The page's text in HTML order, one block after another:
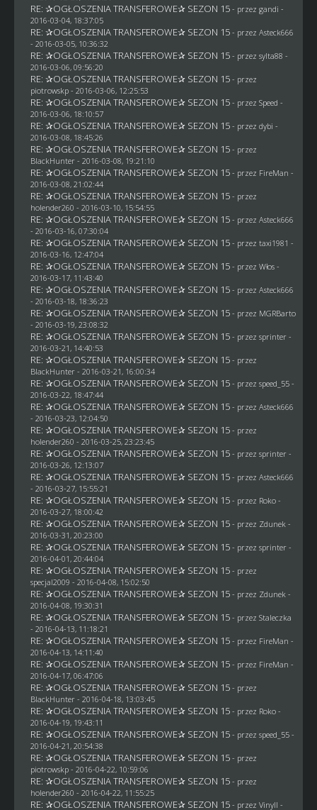
RE: ✰OGŁOSZENIA TRANSFEROWE✰ SEZON 15 - przez gandi -
2016-03-04, 18:37:05
RE: ✰OGŁOSZENIA TRANSFEROWE✰ SEZON 15 - przez Asteck666
- 2016-03-05, 10:36:32
RE: ✰OGŁOSZENIA TRANSFEROWE✰ SEZON 15 - przez sylta88 -
2016-03-06, 09:56:20
RE: ✰OGŁOSZENIA TRANSFEROWE✰ SEZON 15 - przez
piotrowskp- 2016-03-06, 12:25:53
RE: ✰OGŁOSZENIA TRANSFEROWE✰ SEZON 15 - przez Speed -
2016-03-06, 18:10:57
RE: ✰OGŁOSZENIA TRANSFEROWE✰ SEZON 15 - przez dybi -
2016-03-08, 18:45:26
RE: ✰OGŁOSZENIA TRANSFEROWE✰ SEZON 15 - przez
BlackHunter- 2016-03-08, 19:21:10
RE: ✰OGŁOSZENIA TRANSFEROWE✰ SEZON 15 - przez FireMan -
2016-03-08, 21:02:44
RE: ✰OGŁOSZENIA TRANSFEROWE✰ SEZON 15 - przez
holender260 - 2016-03-10, 15:54:55
RE: ✰OGŁOSZENIA TRANSFEROWE✰ SEZON 15 - przez Asteck666
- 2016-03-16, 07:30:04
RE: ✰OGŁOSZENIA TRANSFEROWE✰ SEZON 15 - przez taxi1981 -
2016-03-16, 12:47:04
RE: ✰OGŁOSZENIA TRANSFEROWE✰ SEZON 15 - przez Włos-
2016-03-17, 11:43:40
RE: ✰OGŁOSZENIA TRANSFEROWE✰ SEZON 15 - przez Asteck666
- 2016-03-18, 18:36:23
RE: ✰OGŁOSZENIA TRANSFEROWE✰ SEZON 15 - przez MGRBarto
- 2016-03-19, 23:08:32
RE: ✰OGŁOSZENIA TRANSFEROWE✰ SEZON 15 - przez sprinter -
2016-03-21, 14:40:53
RE: ✰OGŁOSZENIA TRANSFEROWE✰ SEZON 15 - przez
BlackHunter- 2016-03-21, 16:00:34
RE: ✰OGŁOSZENIA TRANSFEROWE✰ SEZON 15 - przez speed_55 -
2016-03-22, 18:47:44
RE: ✰OGŁOSZENIA TRANSFEROWE✰ SEZON 15 - przez Asteck666
- 2016-03-23, 12:04:50
RE: ✰OGŁOSZENIA TRANSFEROWE✰ SEZON 15 - przez
holender260 - 2016-03-25, 23:23:45
RE: ✰OGŁOSZENIA TRANSFEROWE✰ SEZON 15 - przez sprinter -
2016-03-26, 12:13:07
RE: ✰OGŁOSZENIA TRANSFEROWE✰ SEZON 15 - przez Asteck666
- 2016-03-27, 15:55:21
RE: ✰OGŁOSZENIA TRANSFEROWE✰ SEZON 15 - przez Roko-
2016-03-27, 18:00:42
RE: ✰OGŁOSZENIA TRANSFEROWE✰ SEZON 15 - przez Zdunek -
2016-03-31, 20:23:00
RE: ✰OGŁOSZENIA TRANSFEROWE✰ SEZON 15 - przez sprinter -
2016-04-01, 20:44:04
RE: ✰OGŁOSZENIA TRANSFEROWE✰ SEZON 15 - przez
specjal2009 - 2016-04-08, 15:02:50
RE: ✰OGŁOSZENIA TRANSFEROWE✰ SEZON 15 - przez Zdunek -
2016-04-08, 19:30:31
RE: ✰OGŁOSZENIA TRANSFEROWE✰ SEZON 15 - przez Staleczka
- 2016-04-13, 11:18:21
RE: ✰OGŁOSZENIA TRANSFEROWE✰ SEZON 15 - przez FireMan -
2016-04-13, 14:11:40
RE: ✰OGŁOSZENIA TRANSFEROWE✰ SEZON 15 - przez FireMan -
2016-04-17, 06:47:06
RE: ✰OGŁOSZENIA TRANSFEROWE✰ SEZON 15 - przez
BlackHunter- 2016-04-18, 13:03:45
RE: ✰OGŁOSZENIA TRANSFEROWE✰ SEZON 15 - przez Roko-
2016-04-19, 19:43:11
RE: ✰OGŁOSZENIA TRANSFEROWE✰ SEZON 15 - przez speed_55 -
2016-04-21, 20:54:38
RE: ✰OGŁOSZENIA TRANSFEROWE✰ SEZON 15 - przez
piotrowskp- 2016-04-22, 10:59:06
RE: ✰OGŁOSZENIA TRANSFEROWE✰ SEZON 15 - przez
holender260 - 2016-04-22, 11:55:25
RE: ✰OGŁOSZENIA TRANSFEROWE✰ SEZON 15 - przez Vinyll -